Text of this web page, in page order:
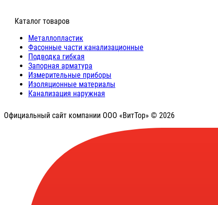
⠀Каталог товаров
Металлопластик
Фасонные части канализационные
Подводка гибкая
Запорная арматура
Измерительные приборы
Изоляционные материалы
Канализация наружная
Официальный сайт компании ООО «ВитТор» © 2026